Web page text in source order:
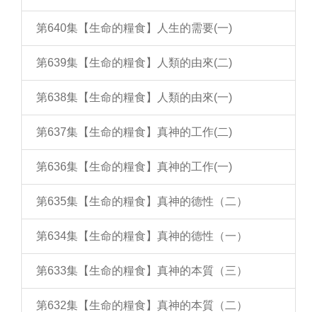
第640集【生命的糧食】人生的需要(一)
第639集【生命的糧食】人類的由來(二)
第638集【生命的糧食】人類的由來(一)
第637集【生命的糧食】真神的工作(二)
第636集【生命的糧食】真神的工作(一)
第635集【生命的糧食】真神的德性（二）
第634集【生命的糧食】真神的德性（一）
第633集【生命的糧食】真神的本質（三）
第632集【生命的糧食】真神的本質（二）